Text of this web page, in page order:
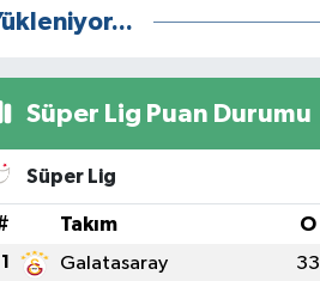
Süper Lig Puan Durumu
Süper Lig
Takım O
1 Galatasaray 33